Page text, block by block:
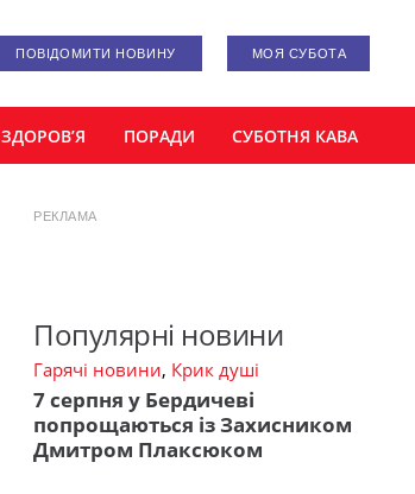
ПОВІДОМИТИ НОВИНУ МОЯ СУБОТА
ЗДОРОВ’Я ПОРАДИ СУБОТНЯ КАВА
РЕКЛАМА
Популярні новини
Гарячі новини, Крик душі
7 серпня у Бердичеві
попрощаються із Захисником
Дмитром Плаксюком